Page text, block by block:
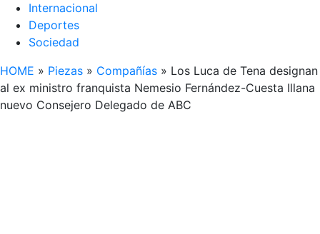
Internacional
Deportes
Sociedad
HOME » Piezas » Compañías » Los Luca de Tena designan
al ex ministro franquista Nemesio Fernández-Cuesta Illana
nuevo Consejero Delegado de ABC